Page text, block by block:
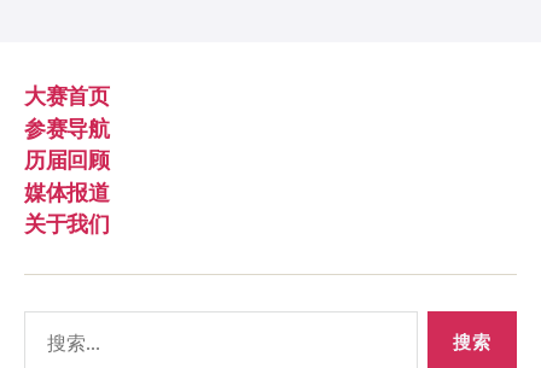
大赛首页
参赛导航
历届回顾
媒体报道
关于我们
索：